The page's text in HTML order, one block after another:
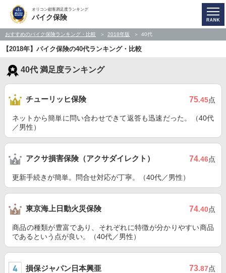
オリコン顧客満足度ランキング
バイク保険
おすすめのバイク保険ランキング・比較 2018年版 40代
【2018年】バイク保険の40代ランキング・比較
40代 満足度ランキング
チューリッヒ保険 75.45点
ネットから簡単に問い合わせできて返答も迅速だった。（40代
／男性）
アクサ損害保険（アクサダイレクト） 74.46点
更新手続きが簡単。問合せ対応が丁寧。（40代／男性）
東京海上日動火災保険 74.40点
商品の種類が豊富であり、それぞれに特徴が分かりやすい商品
であるという点が良い。（40代／男性）
損保ジャパン日本興亜 73.87点